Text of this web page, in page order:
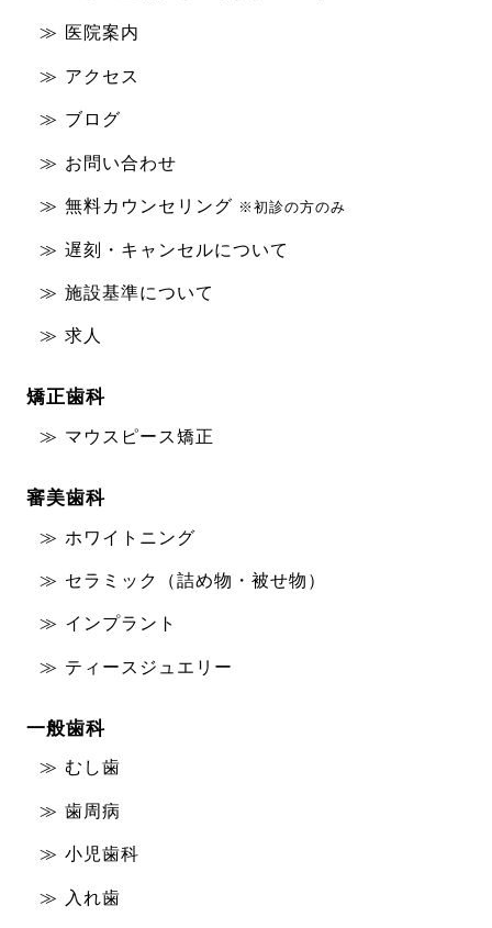
医院案内
アクセス
ブログ
お問い合わせ
無料カウンセリング ※初診の方のみ
遅刻・キャンセルについて
施設基準について
求人
矯正歯科
マウスピース矯正
審美歯科
ホワイトニング
セラミック（詰め物・被せ物）
インプラント
ティースジュエリー
一般歯科
むし歯
歯周病
小児歯科
入れ歯